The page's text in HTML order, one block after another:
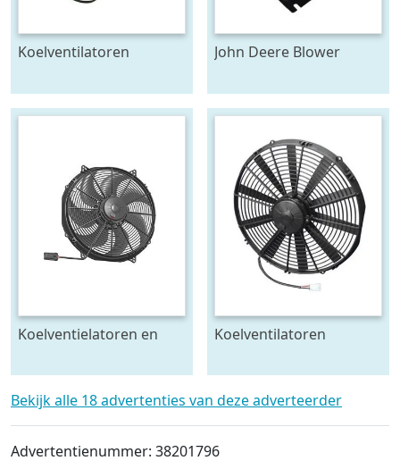
Koelventilatoren
12V/24V SPAL
John Deere Blower
Koelventielatoren en
SPAL
Koelventilatoren
12V/24V SPAL
Bekijk alle 18 advertenties van deze adverteerder
Advertentienummer: 38201796